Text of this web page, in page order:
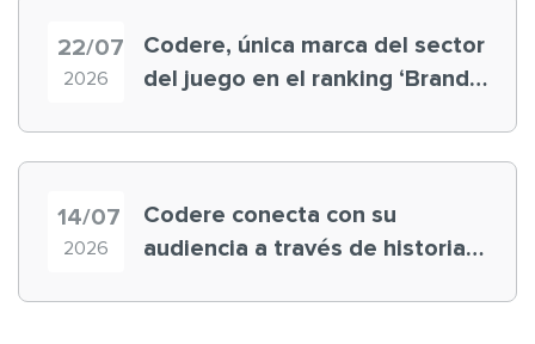
22/07
2026
Codere, única marca del sector
del juego en el ranking ‘Brand
14/07
2026
Codere conecta con su
audiencia a través de historias